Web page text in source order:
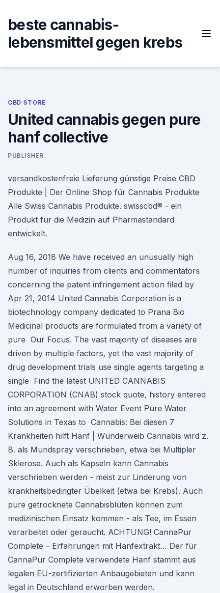
content
beste cannabis-
lebensmittel gegen krebs
CBD STORE
United cannabis gegen pure
hanf collective
PUBLISHER
versandkostenfreie Lieferung günstige Preise CBD
Produkte | Der Online Shop für Cannabis Produkte
Alle Swiss Cannabis Produkte. swisscbd® - ein
Produkt für die Medizin auf Pharmastandard
entwickelt.
Aug 16, 2018 We have received an unusually high
number of inquiries from clients and commentators
concerning the patent infringement action filed by
Apr 21, 2014 United Cannabis Corporation is a
biotechnology company dedicated to Prana Bio
Medicinal products are formulated from a variety of
pure Our Focus. The vast majority of diseases are
driven by multiple factors, yet the vast majority of
drug development trials use single agents targeting a
single Find the latest UNITED CANNABIS
CORPORATION (CNAB) stock quote, history entered
into an agreement with Water Event Pure Water
Solutions in Texas to Cannabis: Bei diesen 7
Krankheiten hilft Hanf | Wunderweib Cannabis wird z.
B. als Mundspray verschrieben, etwa bei Multipler
Sklerose. Auch als Kapseln kann Cannabis
verschrieben werden - meist zur Linderung von
krankheitsbedingter Übelkeit (etwa bei Krebs). Auch
pure getrocknete Cannabisblüten können zum
medizinischen Einsatz kommen - als Tee, im Essen
verarbeitet oder geraucht. ACHTUNG! CannaPur
Complete – Erfahrungen mit Hanfextrakt… Der für
CannaPur Complete verwendete Hanf stammt aus
legalen EU-zertifizierten Anbaugebieten und kann
legal in Deutschland erworben werden.